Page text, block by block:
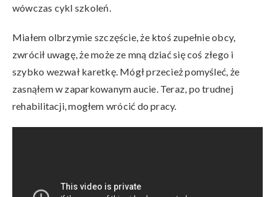
wówczas cykl szkoleń.
Miałem olbrzymie szczęście, że ktoś zupełnie obcy,
zwrócił uwagę, że może ze mną dziać się coś złego i
szybko wezwał karetkę. Mógł przecież pomyśleć, że
zasnąłem w zaparkowanym aucie. Teraz, po trudnej
rehabilitacji, mogłem wrócić do pracy.